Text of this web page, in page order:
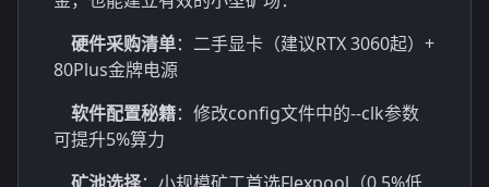
硬件采购清单：二手显卡（建议RTX 3060起）+
80Plus金牌电源
软件配置秘籍：修改config文件中的--clk参数
可提升5%算力